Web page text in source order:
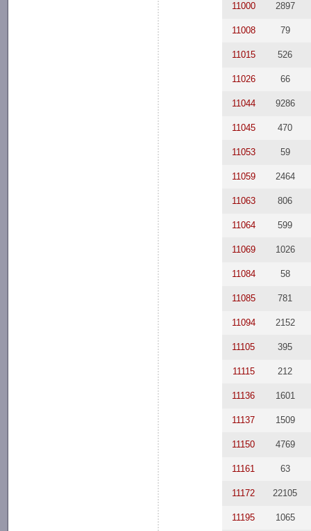
11000 2897
11008 79
11015 526
11026 66
11044 9286
11045 470
11053 59
11059 2464
11063 806
11064 599
11069 1026
11084 58
11085 781
11094 2152
11105 395
11115 212
11136 1601
11137 1509
11150 4769
11161 63
11172 22105
11195 1065